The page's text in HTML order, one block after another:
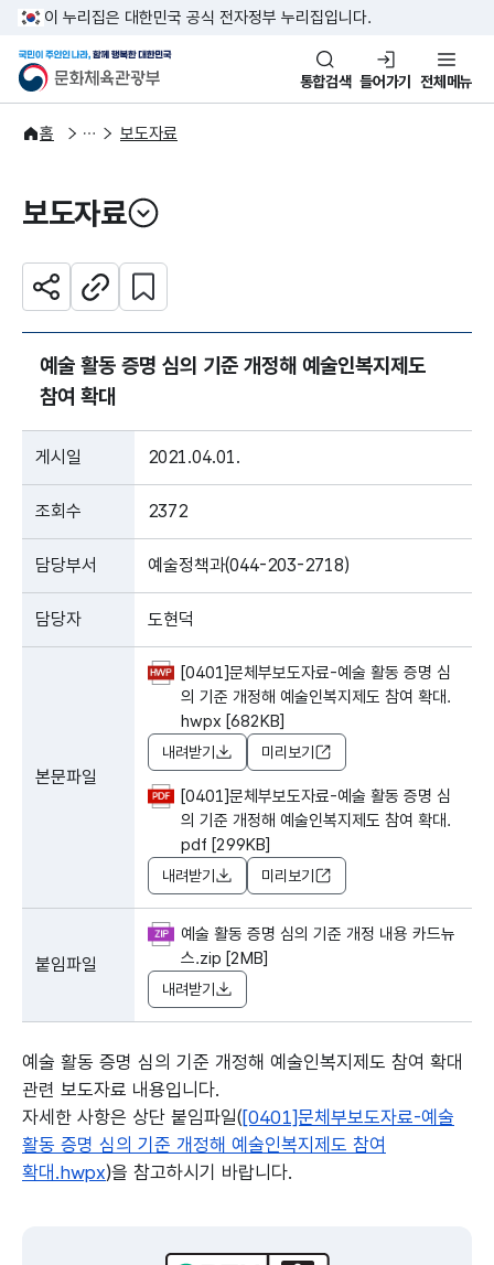
본문 바로가기
주메뉴 바로가기
이 누리집은 대한민국 공식 전자정부 누리집입니다.
문화체육관광부
국민이 주인인 나라, 함께 행복
통합검색 들어가기 전체메뉴
홈
알림·소식
보도·뉴스 보도자료
보도자료
열기
공유하기주소복사
관심 콘텐츠 설정하기
예술 활동 증명 심의 기준 개정해 예술인복지제도
참여 확대
게시일 2021.04.01.
조회수 2372
담당부서 예술정책과(044-203-2718)
담당자 도현덕
본문파일
[0401]문체부보도자료-예술 활동 증명 심
의 기준 개정해 예술인복지제도 참여 확대.
hwpx [682KB]
내려받기 미리보기
[0401]문체부보도자료-예술 활동 증명 심
의 기준 개정해 예술인복지제도 참여 확대.
pdf [299KB]
내려받기 미리보기
붙임파일
예술 활동 증명 심의 기준 개정 내용 카드뉴
스.zip [2MB]
내려받기
예술 활동 증명 심의 기준 개정해 예술인복지제도 참여 확대
관련 보도자료 내용입니다.
자세한 사항은 상단 붙임파일([0401]문체부보도자료-예술
활동 증명 심의 기준 개정해 예술인복지제도 참여
확대.hwpx)을 참고하시기 바랍니다.